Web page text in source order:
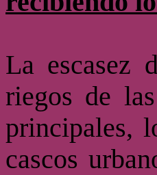
La escasez
riegos de
principales,
cascos